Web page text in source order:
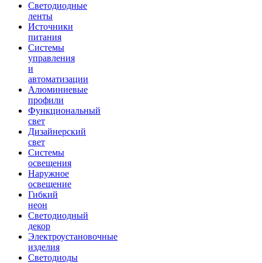
Светодиодные
ленты
Источники
питания
Системы
управления
и
автоматизации
Алюминиевые
профили
Функциональный
свет
Дизайнерский
свет
Системы
освещения
Наружное
освещение
Гибкий
неон
Светодиодный
декор
Электроустановочные
изделия
Светодиоды